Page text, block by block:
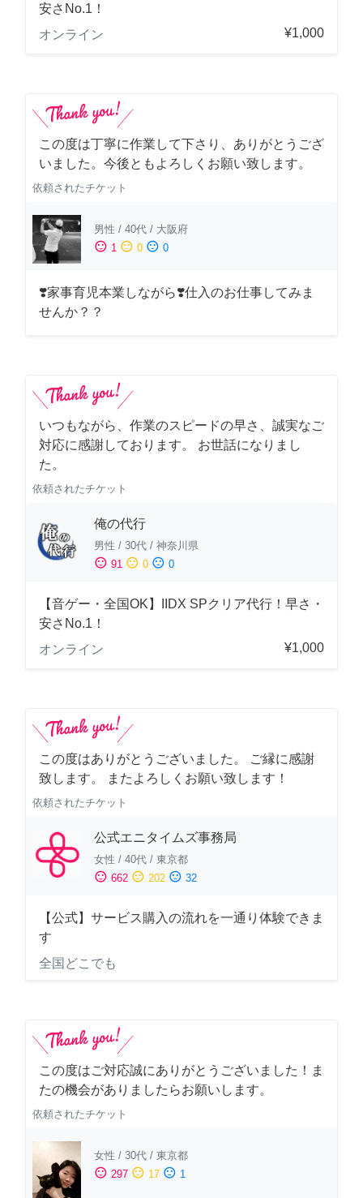
安さNo.1！
オンライン
¥1,000
この度は丁寧に作業して下さり、ありがとうござ
いました。今後ともよろしくお願い致します。
依頼されたチケット
男性 / 40代 / 大阪府
sentiment_satisfied 1 sentiment_neutral 0 sentiment_dissatisfied 0
❣️家事育児本業しながら❣️仕入のお仕事してみま
せんか？？
いつもながら、作業のスピードの早さ、誠実なご
対応に感謝しております。 お世話になりまし
た。
依頼されたチケット
俺の代行
男性 / 30代 / 神奈川県
sentiment_satisfied 91 sentiment_neutral 0 sentiment_dissatisfied 0
【音ゲー・全国OK】IIDX SPクリア代行！早さ・
安さNo.1！
オンライン
¥1,000
この度はありがとうございました。 ご縁に感謝
致します。 またよろしくお願い致します！
依頼されたチケット
公式エニタイムズ事務局
女性 / 40代 / 東京都
sentiment_satisfied 662 sentiment_neutral 202 sentiment_dissatisfied 32
【公式】サービス購入の流れを一通り体験できま
す
全国どこでも
この度はご対応誠にありがとうございました！ま
たの機会がありましたらお願いします。
依頼されたチケット
女性 / 30代 / 東京都
sentiment_satisfied 297 sentiment_neutral 17 sentiment_dissatisfied 1